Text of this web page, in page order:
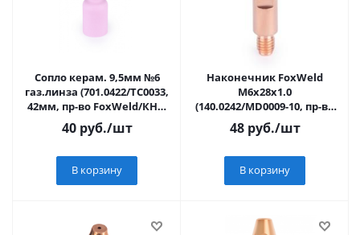
Сопло керам. 9,5мм №6
газ.линза (701.0422/TC0033,
42мм, пр-во FoxWeld/КНР)
Varteg
40руб./шт
В корзину
Наконечник FoxWeld
M6х28х1.0
(140.0242/MD0009-10, пр-во
FoxWeld/КНР)
48руб./шт
В корзину